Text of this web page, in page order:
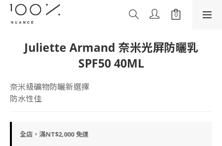
Juliette Armand 奈米光屏防曬乳
SPF50 40ML
奈米級礦物防曬新選擇
防水性佳
全店，滿NT$2,000 免運